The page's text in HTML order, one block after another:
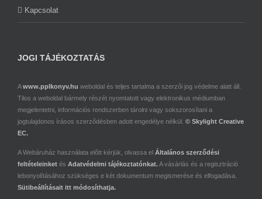
Kapcsolat
JOGI TÁJÉKOZTATÁS
Awww.pplkonyv.hu weboldal és teljes tartalma a szerzői jog védelme alatt áll.
Tilos a weboldal bármely részét nyomtatott vagy elektronikus médiumban
megjelentetni, információs rendszerben tárolni vagy sokszorosítani a
jogtulajdonos írásos szerződésben adott engedélye nélkül. © Skylight Creative
EC.
A Webáruház használata előtt kérjük, olvassa el Általános szerződési
feltételeinket és Adatvédelmi tájékoztatónkat.A vásárlás és a regisztráció
lebonyolításához szükséges e két dokumentum megismerése és elfogadása.
Sütibeállításait itt módosíthatja.